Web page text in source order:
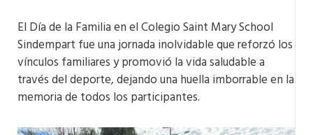
El Día de la Familia en el Colegio Saint Mary School
Sindempart fue una jornada inolvidable que reforzó los
vínculos familiares y promovió la vida saludable a
través del deporte, dejando una huella imborrable en la
memoria de todos los participantes.